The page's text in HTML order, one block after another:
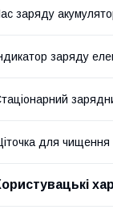
заряду
заряду
для чищення